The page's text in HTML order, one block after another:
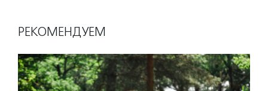
РЕКОМЕНДУЕМ